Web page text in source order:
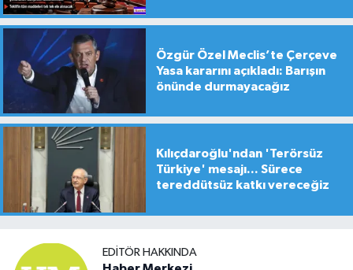
Özgür Özel Meclis’te Çerçeve
Yasa kararını açıkladı: Barışın
önünde durmayacağız
Kılıçdaroğlu'ndan 'Terörsüz
Türkiye' mesajı... Sürece
tereddütsüz katkı vereceğiz
EDITÖR HAKKINDA